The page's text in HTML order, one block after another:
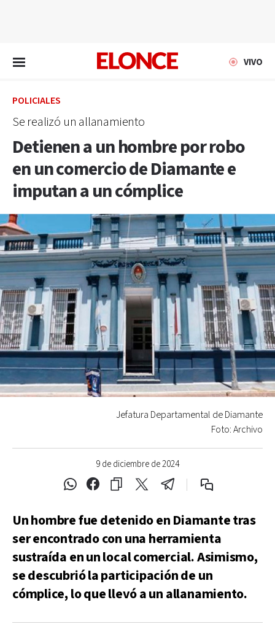
VIVO
POLICIALES
Se realizó un allanamiento
Detienen a un hombre por robo
en un comercio de Diamante e
imputan a un cómplice
9 de diciembre de 2024
Jefatura Departamental de Diamante
Foto: Archivo
Un hombre fue detenido en Diamante tras
ser encontrado con una herramienta
sustraída en un local comercial. Asimismo,
se descubrió la participación de un
cómplice, lo que llevó a un allanamiento.